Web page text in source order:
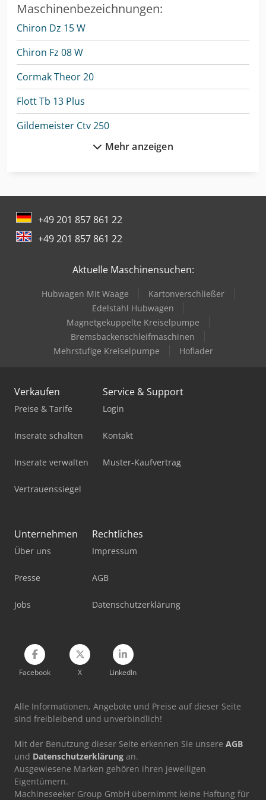
Maschinenbezeichnungen:
Chiron Dz 15 W
Chiron Fz 08 W
Cormak Theor 20
Flott Tb 13 Plus
Gildemeister Ctv 250
Haas St-20
Haas Tl-1
Haas Tl-2
Haas Umc-500
Holzkraft Vsa 38 L
Knuth V-Turn 410 Pro
Kovosvit Mas Mcv 1000
Kovosvit Mas Mcv 1270
Schaublin 180-Ccn
Weinbrenner Tsv 6/3050
Mehr anzeigen
+49 201 857 861 22
+49 201 857 861 22
Aktuelle Maschinensuchen:
Hubwagen Mit Waage
Kartonverschließer
Edelstahl Hubwagen
Magnetgekuppelte Kreiselpumpe
Bremsbackenschleifmaschinen
Mehrstufige Kreiselpumpe
Hoflader
Verkaufen
Preise & Tarife
Inserate schalten
Inserate verwalten
Vertrauenssiegel
Service & Support
Login
Kontakt
Muster-Kaufvertrag
Unternehmen
Über uns
Presse
Jobs
Rechtliches
Impressum
AGB
Datenschutzerklärung
Facebook X LinkedIn
Alle Informationen, Angebote und Preise auf dieser Seite
sind freibleibend und unverbindlich!
Mit der Benutzung dieser Seite erkennen Sie unsere AGB
und Datenschutzerklärung an.
Ausgewiesene Marken gehören ihren jeweiligen
Eigentümern.
Machineseeker Group GmbH übernimmt keine Haftung für